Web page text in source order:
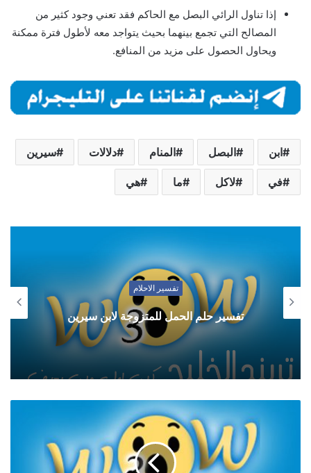
إذا تناول الرائي البصل مع الحاكم فقد تعني وجود كثير من
المصالح التي تجمع بينهما بحيث يتواجد معه لأطول فترة ممكنة
ويحاول الحصول على مزيد من المنافع.
ابن البصل المنام دلالات سيرين
في لاكل ما هي
تفسير الاحلام
تفسير حلم الحمل للمتزوجة لابن سيرين